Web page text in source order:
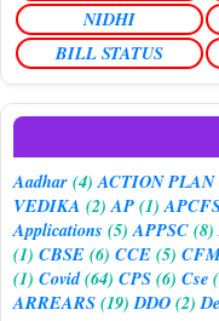
NIDHI
BILL STATUS
Aadhar(4) ACTION PLAN
VEDIKA (2) AP(1)
Applications (5) APPSC(8)
(1) CBSE(6) CCE(5)
(1) Covid(64) CPS(6) Cse
ARREARS(19) DDO(2)